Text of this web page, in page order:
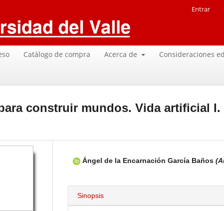
Catálogo de compra Acerca de Consideraciones
Entrar
construir mundos. Vida artificial I.
Ángel de la Encarnación García Baños
Sinopsis